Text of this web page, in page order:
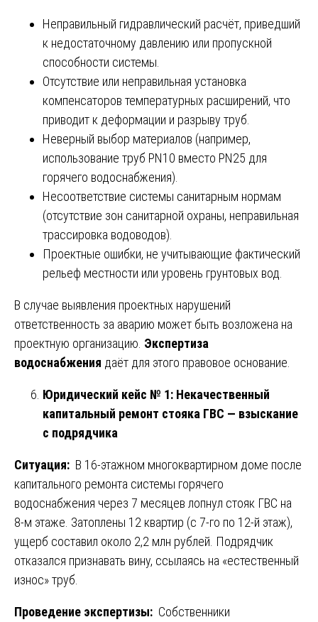
Неправильный гидравлический расчёт, приведший
к недостаточному давлению или пропускной
способности системы.
Отсутствие или неправильная установка
компенсаторов температурных расширений, что
приводит к деформации и разрыву труб.
Неверный выбор материалов (например,
использование труб PN10 вместо PN25 для
горячего водоснабжения).
Несоответствие системы санитарным нормам
(отсутствие зон санитарной охраны, неправильная
трассировка водоводов).
Проектные ошибки, не учитывающие фактический
рельеф местности или уровень грунтовых вод.
В случае выявления проектных нарушений
ответственность за аварию может быть возложена на
проектную организацию. Экспертиза
водоснабжения даёт для этого правовое основание.
Юридический кейс № 1: Некачественный
капитальный ремонт стояка ГВС — взыскание
с подрядчика
Ситуация: В 16-этажном многоквартирном доме после
капитального ремонта системы горячего
водоснабжения через 7 месяцев лопнул стояк ГВС на
8-м этаже. Затоплены 12 квартир (с 7-го по 12-й этаж),
ущерб составил около 2,2 млн рублей. Подрядчик
отказался признавать вину, ссылаясь на «естественный
износ» труб.
Проведение экспертизы: Собственники